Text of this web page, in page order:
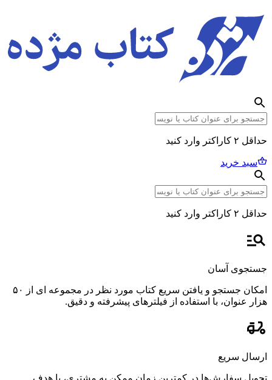
حداقل ۲ کاراکتر وارد کنید
سبد خرید
حداقل ۲ کاراکتر وارد کنید
جستجوی آسان
امکان جستجو و یافتن سریع کتاب مورد نظر در مجموعه ای از ۵۰
هزار عنوان، با استفاده از فیلترهای پیشرفته و دقیق.
ارسال سریع